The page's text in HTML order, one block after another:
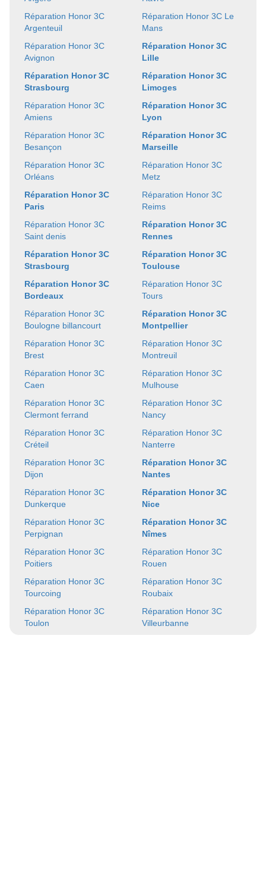
Réparation Honor 3C
Argenteuil
Réparation Honor 3C
Avignon
Réparation Honor 3C
Strasbourg
Réparation Honor 3C
Amiens
Réparation Honor 3C
Besançon
Réparation Honor 3C
Orléans
Réparation Honor 3C
Paris
Réparation Honor 3C
Saint denis
Réparation Honor 3C
Strasbourg
Réparation Honor 3C
Bordeaux
Réparation Honor 3C
Boulogne billancourt
Réparation Honor 3C
Brest
Réparation Honor 3C
Caen
Réparation Honor 3C
Clermont ferrand
Réparation Honor 3C
Créteil
Réparation Honor 3C
Dijon
Réparation Honor 3C
Dunkerque
Réparation Honor 3C
Perpignan
Réparation Honor 3C
Poitiers
Réparation Honor 3C
Tourcoing
Réparation Honor 3C
Toulon
Réparation Honor 3C Le
Mans
Réparation Honor 3C
Lille
Réparation Honor 3C
Limoges
Réparation Honor 3C
Lyon
Réparation Honor 3C
Marseille
Réparation Honor 3C
Metz
Réparation Honor 3C
Reims
Réparation Honor 3C
Rennes
Réparation Honor 3C
Toulouse
Réparation Honor 3C
Tours
Réparation Honor 3C
Montpellier
Réparation Honor 3C
Montreuil
Réparation Honor 3C
Mulhouse
Réparation Honor 3C
Nancy
Réparation Honor 3C
Nanterre
Réparation Honor 3C
Nantes
Réparation Honor 3C
Nice
Réparation Honor 3C
Nîmes
Réparation Honor 3C
Rouen
Réparation Honor 3C
Roubaix
Réparation Honor 3C
Villeurbanne